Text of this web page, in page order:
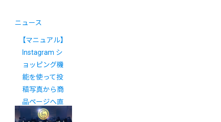
ニュース
【マニュアル】
Instagram シ
ョッピング機
能を使って投
稿写真から商
品ページへ直
接誘導する方